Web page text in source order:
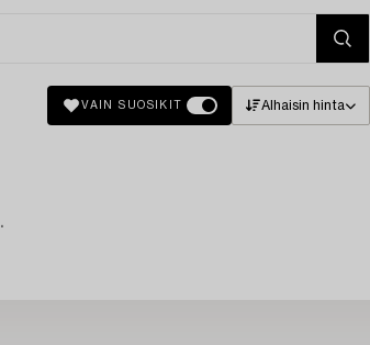
VAIN SUOSIKIT Alhaisin hinta